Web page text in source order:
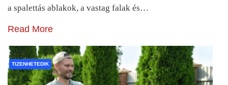
a spalettás ablakok, a vastag falak és…
Read More
TIZENHETEDIK